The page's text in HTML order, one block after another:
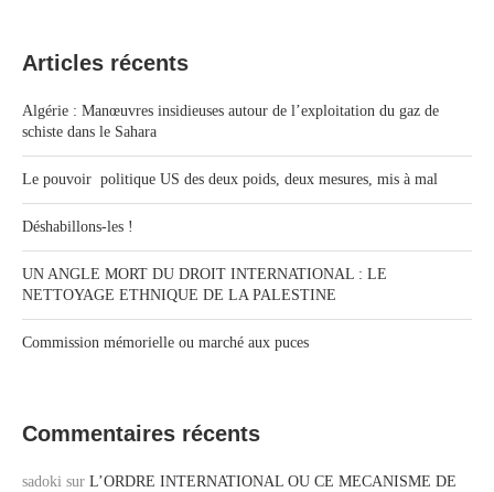
Articles récents
Algérie : Manœuvres insidieuses autour de l’exploitation du gaz de
schiste dans le Sahara
Le pouvoir politique US des deux poids, deux mesures, mis à mal
Déshabillons-les !
UN ANGLE MORT DU DROIT INTERNATIONAL : LE
NETTOYAGE ETHNIQUE DE LA PALESTINE
Commission mémorielle ou marché aux puces
Commentaires récents
sadoki sur L’ORDRE INTERNATIONAL OU CE MECANISME DE